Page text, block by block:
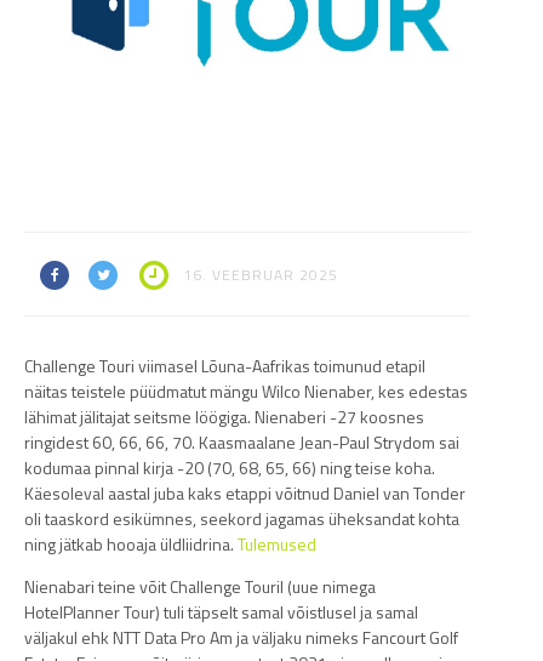
16. VEEBRUAR 2025
Challenge Touri viimasel Lõuna-Aafrikas toimunud etapil
näitas teistele püüdmatut mängu Wilco Nienaber, kes edestas
lähimat jälitajat seitsme löögiga. Nienaberi -27 koosnes
ringidest 60, 66, 66, 70. Kaasmaalane Jean-Paul Strydom sai
kodumaa pinnal kirja -20 (70, 68, 65, 66) ning teise koha.
Käesoleval aastal juba kaks etappi võitnud Daniel van Tonder
oli taaskord esikümnes, seekord jagamas üheksandat kohta
ning jätkab hooaja üldliidrina.Tulemused
Nienabari teine võit Challenge Touril (uue nimega
HotelPlanner Tour) tuli täpselt samal võistlusel ja samal
väljakul ehk NTT Data Pro Am ja väljaku nimeks Fancourt Golf